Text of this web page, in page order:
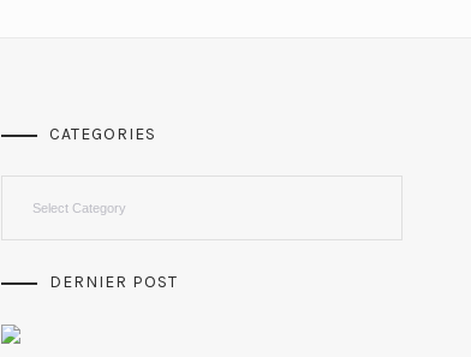
CATEGORIES
DERNIER POST